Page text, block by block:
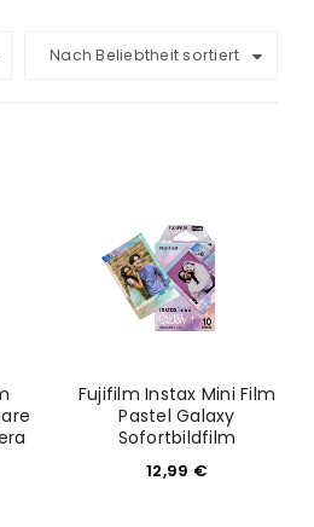
Nach Beliebtheit sortiert
Fujifilm Instax Mini Film
Pastel Galaxy
Sofortbildfilm
12,99 €